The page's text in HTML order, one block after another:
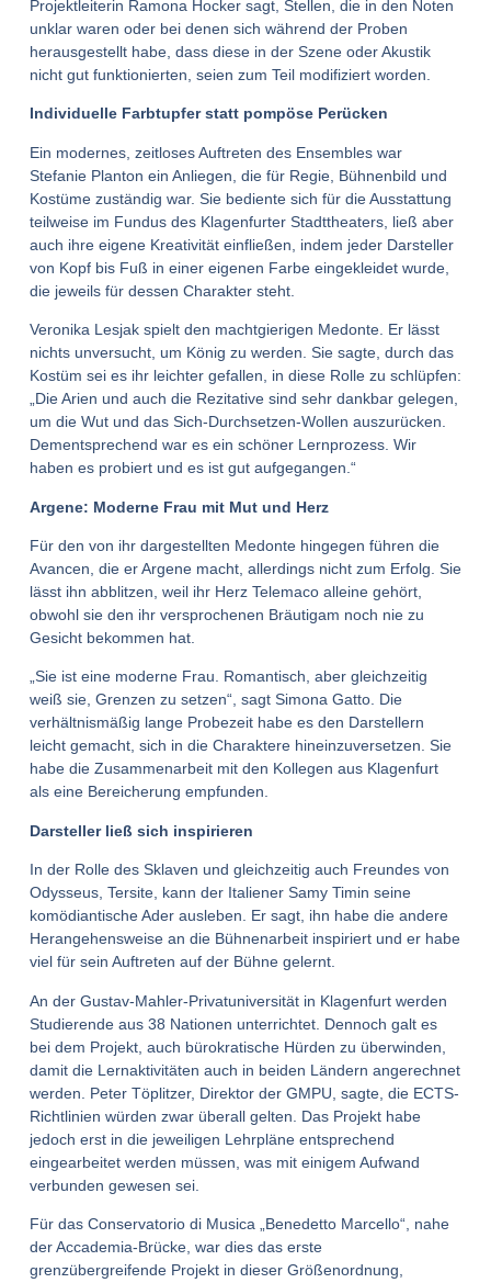
Projektleiterin Ramona Hocker sagt, Stellen, die in den Noten
unklar waren oder bei denen sich während der Proben
herausgestellt habe, dass diese in der Szene oder Akustik
nicht gut funktionierten, seien zum Teil modifiziert worden.
Individuelle Farbtupfer statt pompöse Perücken
Ein modernes, zeitloses Auftreten des Ensembles war
Stefanie Planton ein Anliegen, die für Regie, Bühnenbild und
Kostüme zuständig war. Sie bediente sich für die Ausstattung
teilweise im Fundus des Klagenfurter Stadttheaters, ließ aber
auch ihre eigene Kreativität einfließen, indem jeder Darsteller
von Kopf bis Fuß in einer eigenen Farbe eingekleidet wurde,
die jeweils für dessen Charakter steht.
Veronika Lesjak spielt den machtgierigen Medonte. Er lässt
nichts unversucht, um König zu werden. Sie sagte, durch das
Kostüm sei es ihr leichter gefallen, in diese Rolle zu schlüpfen:
„Die Arien und auch die Rezitative sind sehr dankbar gelegen,
um die Wut und das Sich-Durchsetzen-Wollen auszurücken.
Dementsprechend war es ein schöner Lernprozess. Wir
haben es probiert und es ist gut aufgegangen.“
Argene: Moderne Frau mit Mut und Herz
Für den von ihr dargestellten Medonte hingegen führen die
Avancen, die er Argene macht, allerdings nicht zum Erfolg. Sie
lässt ihn abblitzen, weil ihr Herz Telemaco alleine gehört,
obwohl sie den ihr versprochenen Bräutigam noch nie zu
Gesicht bekommen hat.
„Sie ist eine moderne Frau. Romantisch, aber gleichzeitig
weiß sie, Grenzen zu setzen“, sagt Simona Gatto. Die
verhältnismäßig lange Probezeit habe es den Darstellern
leicht gemacht, sich in die Charaktere hineinzuversetzen. Sie
habe die Zusammenarbeit mit den Kollegen aus Klagenfurt
als eine Bereicherung empfunden.
Darsteller ließ sich inspirieren
In der Rolle des Sklaven und gleichzeitig auch Freundes von
Odysseus, Tersite, kann der Italiener Samy Timin seine
komödiantische Ader ausleben. Er sagt, ihn habe die andere
Herangehensweise an die Bühnenarbeit inspiriert und er habe
viel für sein Auftreten auf der Bühne gelernt.
An der Gustav-Mahler-Privatuniversität in Klagenfurt werden
Studierende aus 38 Nationen unterrichtet. Dennoch galt es
bei dem Projekt, auch bürokratische Hürden zu überwinden,
damit die Lernaktivitäten auch in beiden Ländern angerechnet
werden. Peter Töplitzer, Direktor der GMPU, sagte, die ECTS-
Richtlinien würden zwar überall gelten. Das Projekt habe
jedoch erst in die jeweiligen Lehrpläne entsprechend
eingearbeitet werden müssen, was mit einigem Aufwand
verbunden gewesen sei.
Für das Conservatorio di Musica „Benedetto Marcello“, nahe
der Accademia-Brücke, war dies das erste
grenzübergreifende Projekt in dieser Größenordnung,